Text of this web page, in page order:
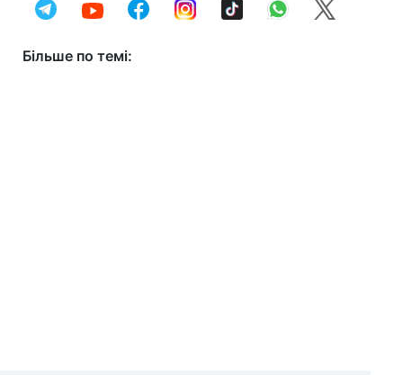
Більше по темі: